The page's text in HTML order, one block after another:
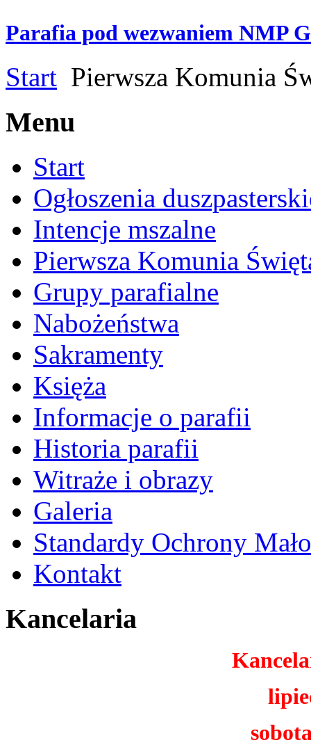
Parafia pod wezwaniem NMP
Start Pierwsza Komunia
Menu
Start
Ogłoszenia
Intencje mszalne
Pierwsza Komunia
Grupy parafialne
Nabożeństwa
Sakramenty
Księża
Informacje o parafii
Historia parafii
Witraże i obrazy
Galeria
Standardy Ochrony
Kontakt
Kancelaria